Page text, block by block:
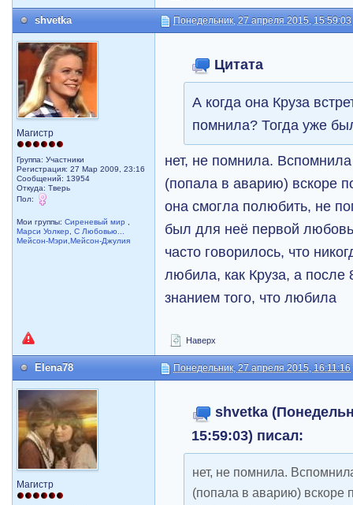
shvetka Понедельник, 27 апреля 2015, 15:59:03
Магистр
Группа: Участники
Регистрация: 27 Мар 2009, 23:16
Сообщений: 13954
Откуда: Тверь
Пол:
Мои группы:Сиреневый мир ,
Марси Уолкер,С Любовью...
Мейсон-Мэри,Мейсон-Джулия
Цитата
А когда она Круза
помнила? Тогда уже
нет, не помнила.
(попала в аварию) вскоре
она смогла полюбить, не
был для неё первой
часто говорилось, что
любила, как Круза, а после
знанием того, что любила
Наверх
Elena78 Понедельник, 27 апреля 2015, 16:11:16
Магистр
shvetka
15:59:03) писал:
нет, не помнила.
(попала в аварию) вскоре